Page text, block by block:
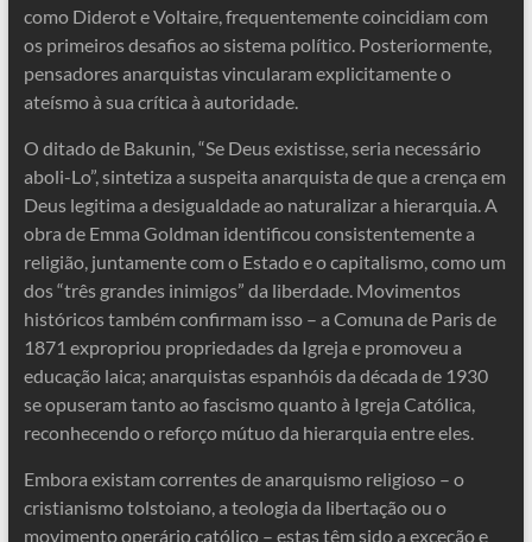
como Diderot e Voltaire, frequentemente coincidiam com
os primeiros desafios ao sistema político. Posteriormente,
pensadores anarquistas vincularam explicitamente o
ateísmo à sua crítica à autoridade.
O ditado de Bakunin, “Se Deus existisse, seria necessário
aboli-Lo”, sintetiza a suspeita anarquista de que a crença em
Deus legitima a desigualdade ao naturalizar a hierarquia. A
obra de Emma Goldman identificou consistentemente a
religião, juntamente com o Estado e o capitalismo, como um
dos “três grandes inimigos” da liberdade. Movimentos
históricos também confirmam isso – a Comuna de Paris de
1871 expropriou propriedades da Igreja e promoveu a
educação laica; anarquistas espanhóis da década de 1930
se opuseram tanto ao fascismo quanto à Igreja Católica,
reconhecendo o reforço mútuo da hierarquia entre eles.
Embora existam correntes de anarquismo religioso – o
cristianismo tolstoiano, a teologia da libertação ou o
movimento operário católico – estas têm sido a exceção e